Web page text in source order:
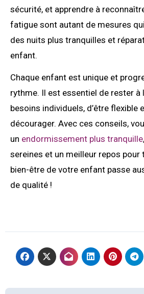
sécurité, et apprendre à
fatigue sont autant de mesures
des nuits plus tranquilles et
enfant.
Chaque enfant est unique et
rythme. Il est essentiel de rester à
besoins individuels, d’être flexible
décourager. Avec ces conseils,
un endormissement plus tranquille
sereines et un meilleur repos pour
bien-être de votre enfant passe
de qualité !